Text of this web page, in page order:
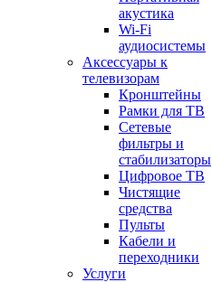
акустика
Wi-Fi
аудиосистемы
Аксессуары к
телевизорам
Кронштейны
Рамки для ТВ
Сетевые
фильтры и
стабилизаторы
Цифровое ТВ
Чистящие
средства
Пульты
Кабели и
переходники
Услуги